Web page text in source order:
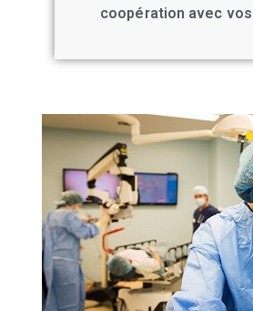
coopération avec